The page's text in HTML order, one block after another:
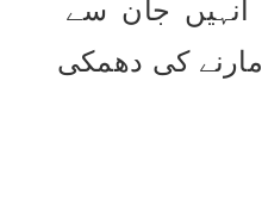
مارنے کی دھمکی